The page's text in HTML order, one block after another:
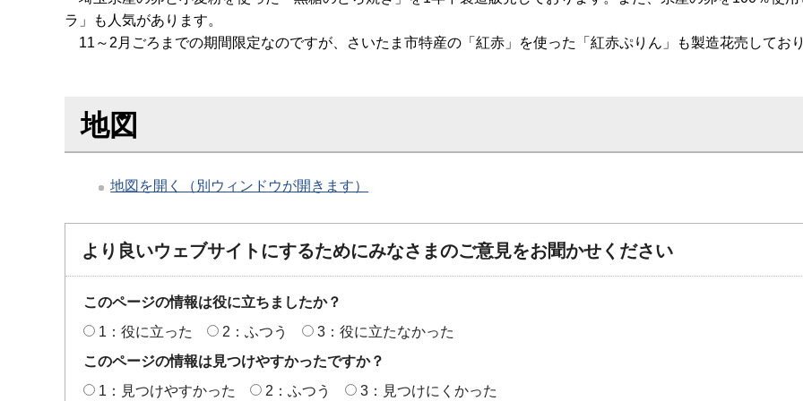
ラ」も人気があります。
11～2月ごろまでの期間限定なのですが、さいたま市特産の「紅赤」を使った「紅赤ぷりん」も製造花売してお
地図
地図を開く（別ウィンドウが開きます）
より良いウェブサイトにするためにみなさまのご意見をお聞かせください
このページの情報は役に立ちましたか？
1：役に立った
2：ふつう
3：役に立たなかった
このページの情報は見つけやすかったですか？
1：見つけやすかった
2：ふつう 3：見つけにくかった